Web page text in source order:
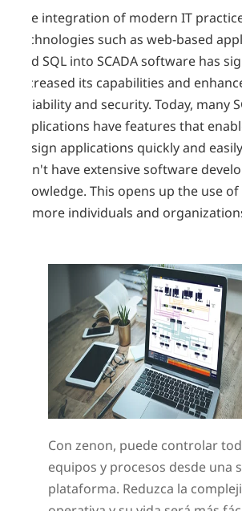
The integration of modern IT
technologies such as web-based
and SQL into SCADA software has
increased its capabilities and
reliability and security. Today, many
applications have features that
design applications quickly and
don't have extensive software
knowledge. This opens up the use of
to more individuals and
Con zenon, puede controlar
equipos y procesos desde una
plataforma. Reduzca la